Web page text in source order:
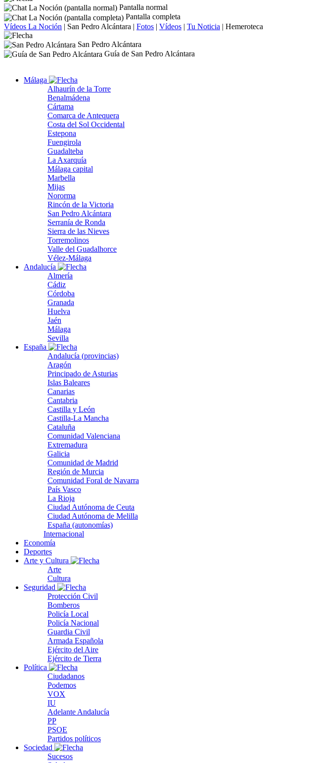
Pantalla normal
Pantalla completa
Vídeos La Noción | San Pedro Alcántara | Fotos | Vídeos | Tu Noticia | Hemeroteca
San Pedro Alcántara
Guía de San Pedro Alcántara
Málaga
Alhaurín de la Torre
Benalmádena
Cártama
Comarca de Antequera
Costa del Sol Occidental
Estepona
Fuengirola
Guadalteba
La Axarquía
Málaga capital
Marbella
Mijas
Nororma
Rincón de la Victoria
San Pedro Alcántara
Serranía de Ronda
Sierra de las Nieves
Torremolinos
Valle del Guadalhorce
Vélez-Málaga
Andalucía
Almería
Cádiz
Córdoba
Granada
Huelva
Jaén
Málaga
Sevilla
España
Andalucía (provincias)
Aragón
Principado de Asturias
Islas Baleares
Canarias
Cantabria
Castilla y León
Castilla-La Mancha
Cataluña
Comunidad Valenciana
Extremadura
Galicia
Comunidad de Madrid
Región de Murcia
Comunidad Foral de Navarra
País Vasco
La Rioja
Ciudad Autónoma de Ceuta
Ciudad Autónoma de Melilla
España (autonomías)
Internacional
Economía
Deportes
Arte y Cultura
Arte
Cultura
Seguridad
Protección Civil
Bomberos
Policía Local
Policía Nacional
Guardia Civil
Armada Española
Ejército del Aire
Ejército de Tierra
Política
Ciudadanos
Podemos
VOX
IU
Adelante Andalucía
PP
PSOE
Partidos políticos
Sociedad
Sucesos